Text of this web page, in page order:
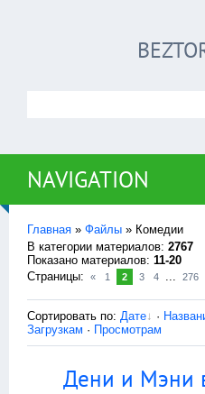
NAVIGATION
Главная » Файлы » Комедии
В категории материалов: 2767
Показано материалов: 11-20
Страницы: « 1 2 3 4 ... 276
Сортировать по: Дате ·
Загрузкам · Просмотрам
Дени и Мэни